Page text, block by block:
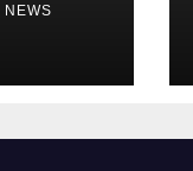
चुका है
NEWS